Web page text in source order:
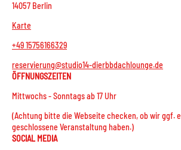
14057 Berlin
Karte
+49 15756166329
reservierung@studio14-dierbbdachlounge.de
ÖFFNUNGSZEITEN
Mittwochs - Sonntags ab 17 Uhr
(Achtung bitte die Webseite checken, ob wir ggf.
geschlossene Veranstaltung haben.)
SOCIAL MEDIA